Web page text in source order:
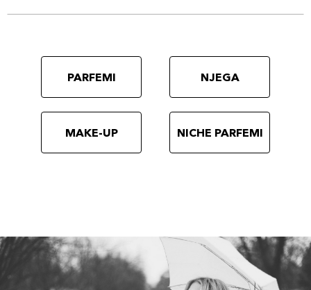
PARFEMI NJEGA
MAKE-UP NICHE PARFEMI